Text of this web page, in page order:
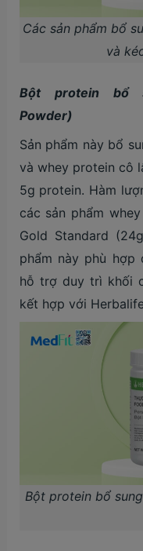
Các sản phẩm bổ
và
Bột protein bổ
Powder)
Sản phẩm này bổ
và whey protein cô
5g protein. Hàm
các sản phẩm
Gold Standard
phẩm này phù hợp
hỗ trợ duy trì khối
kết hợp với
Bột protein bổ